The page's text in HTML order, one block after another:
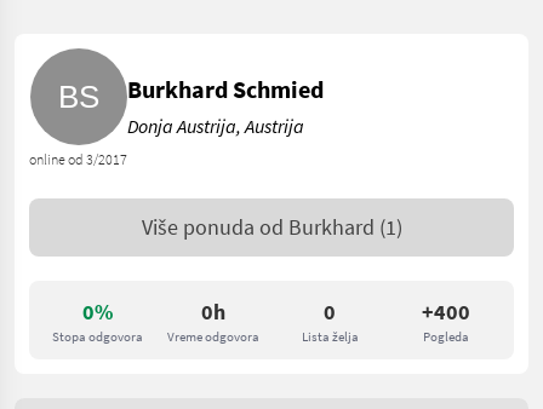
0%
Stopa odgovora
0h
Vreme odgovora
0
Lista želja
+400
Pogleda
online od 3/2017
Burkhard Schmied
Donja Austrija, Austrija
Više ponuda od Burkhard (1)